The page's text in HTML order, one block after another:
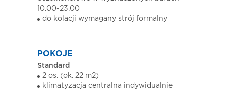
10.00-23.00
do kolacji wymagany strój formalny
POKOJE
Standard
2 os. (ok. 22 m2)
klimatyzacja centralna indywidualnie